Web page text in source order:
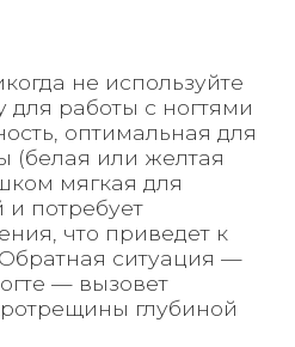
не используйте
для работы с ногтями
оптимальная для
(белая или желтая
мягкая для
потребует
что приведет к
ситуация —
— вызовет
глубиной